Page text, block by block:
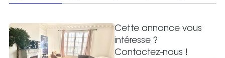
Cette annonce vous
intéresse ?
Contactez-nous !